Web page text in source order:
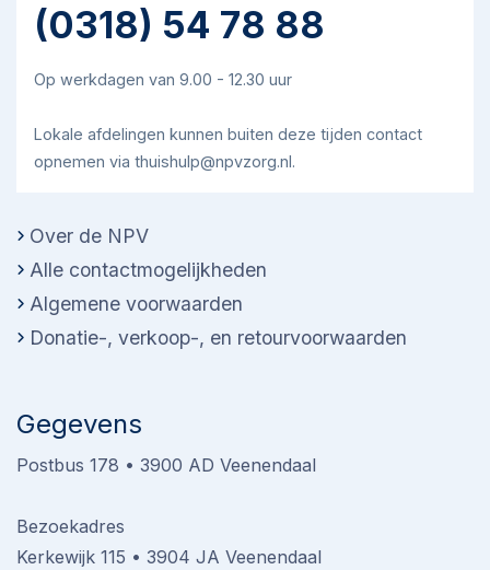
(0318) 54 78 88
Op werkdagen van 9.00 - 12.30 uur
Lokale afdelingen kunnen buiten deze tijden contact
opnemen via thuishulp@npvzorg.nl.
Over de NPV
Alle contactmogelijkheden
Algemene voorwaarden
Donatie-, verkoop-, en retourvoorwaarden
Gegevens
Postbus 178 • 3900 AD Veenendaal
Bezoekadres
Kerkewijk 115 • 3904 JA Veenendaal